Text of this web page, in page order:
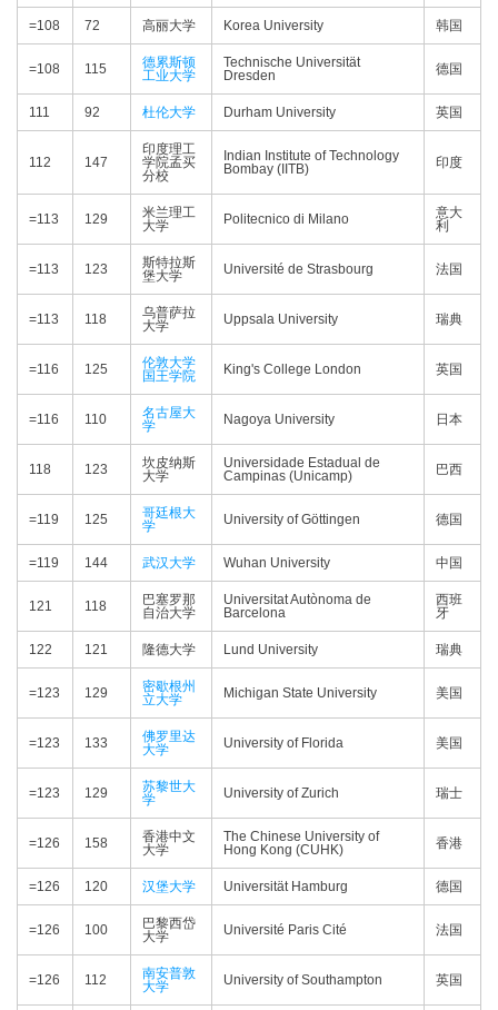
=108 72 高丽大学 Korea University 韩国
=108 115
德累斯顿
工业大学
Technische Universität
Dresden
德国
111 92 杜伦大学 Durham University 英国
112 147
印度理工
学院孟买
分校
Indian Institute of Technology
Bombay (IITB)
印度
=113 129
米兰理工
大学
Politecnico di Milano
意大
利
=113 123
斯特拉斯
堡大学
Université de Strasbourg 法国
=113 118
乌普萨拉
大学
Uppsala University 瑞典
=116 125
伦敦大学
国王学院
King's College London 英国
=116 110
名古屋大
学
Nagoya University 日本
118 123
坎皮纳斯
大学
Universidade Estadual de
Campinas (Unicamp)
巴西
=119 125
哥廷根大
学
University of Göttingen 德国
=119 144 武汉大学 Wuhan University 中国
121 118
巴塞罗那
自治大学
Universitat Autònoma de
Barcelona
西班
牙
122 121 隆德大学 Lund University 瑞典
=123 129
密歇根州
立大学
Michigan State University 美国
=123 133
佛罗里达
大学
University of Florida 美国
=123 129
苏黎世大
学
University of Zurich 瑞士
=126 158
香港中文
大学
The Chinese University of
Hong Kong (CUHK)
香港
=126 120 汉堡大学 Universität Hamburg 德国
=126 100
巴黎西岱
大学
Université Paris Cité 法国
=126 112
南安普敦
大学
University of Southampton 英国